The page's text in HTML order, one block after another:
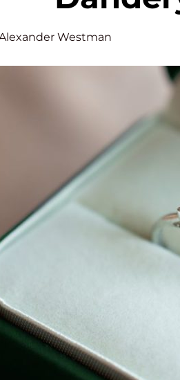
Westman